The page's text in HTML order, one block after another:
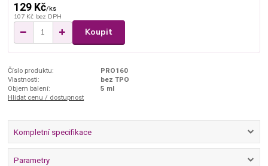
129 Kč/ks
107 Kč bez DPH
Koupit
Číslo produktu:
PRO160
Vlastnosti:
bez TPO
Objem balení:
5 ml
Hlídat cenu / dostupnost
Kompletní specifikace
Parametry